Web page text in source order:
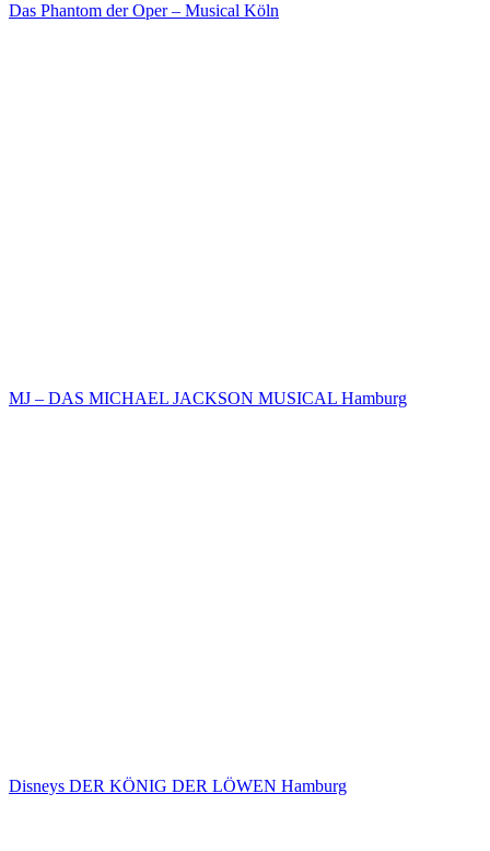
Das Phantom der Oper – Musical Köln
MJ – DAS MICHAEL JACKSON MUSICAL Hamburg
Disneys DER KÖNIG DER LÖWEN Hamburg